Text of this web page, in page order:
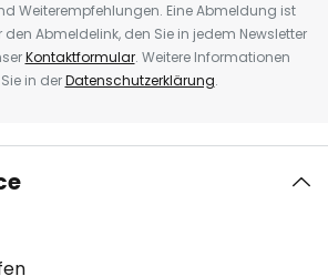
Weiterempfehlungen. Eine Abmeldung ist
Abmeldelink, den Sie in jedem Newsletter
Kontaktformular. Weitere Informationen
in derDatenschutzerklärung.